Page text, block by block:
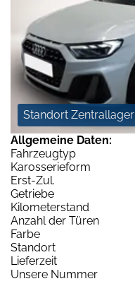
Standort Zentrallager
Allgemeine Daten:
Fahrzeugtyp
Karosserieform
Erst-Zul.
Getriebe
Kilometerstand
Anzahl der Türen
Farbe
Standort
Lieferzeit
Unsere Nummer